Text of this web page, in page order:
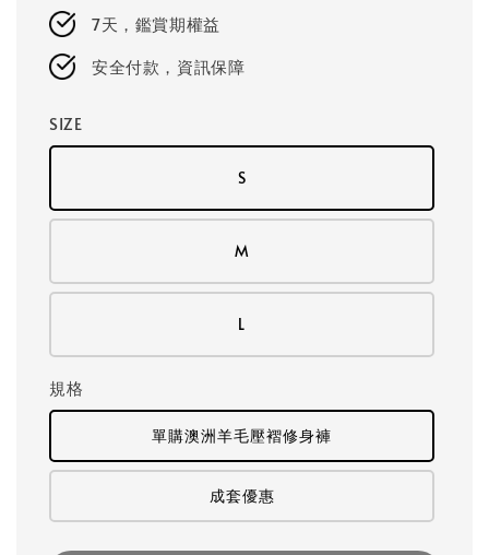
7天，鑑賞期權益
安全付款，資訊保障
SIZE
S
M
L
規格
單購澳洲羊毛壓褶修身褲
成套優惠